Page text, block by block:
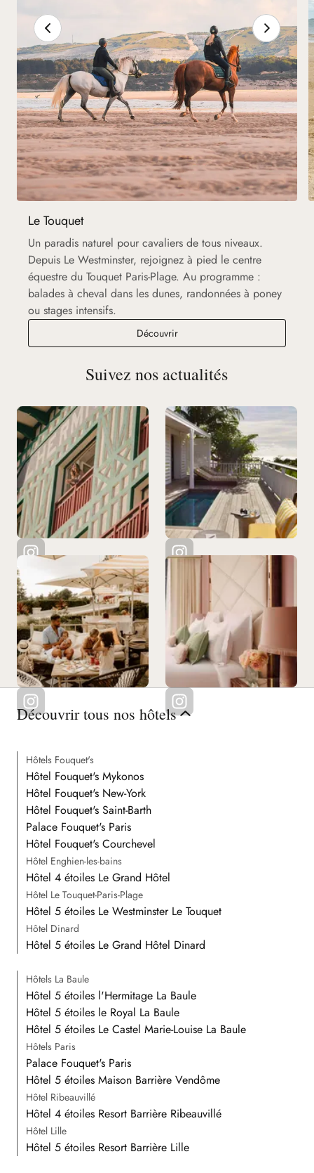
Le Touquet
Un paradis naturel pour cavaliers de tous niveaux.
Depuis Le Westminster, rejoignez à pied le centre
équestre du Touquet Paris-Plage. Au programme :
balades à cheval dans les dunes, randonnées à poney
ou stages intensifs.
Découvrir
Suivez nos actualités
Découvrir tous nos hôtels
Hôtels Fouquet's
Hôtel Fouquet's Mykonos
Hôtel Fouquet's New-York
Hôtel Fouquet's Saint-Barth
Palace Fouquet's Paris
Hôtel Fouquet's Courchevel
Hôtel Enghien-les-bains
Hôtel 4 étoiles Le Grand Hôtel
Hôtel Le Touquet-Paris-Plage
Hôtel 5 étoiles Le Westminster Le Touquet
Hôtel Dinard
Hôtel 5 étoiles Le Grand Hôtel Dinard
Hôtels La Baule
Hôtel 5 étoiles l'Hermitage La Baule
Hôtel 5 étoiles le Royal La Baule
Hôtel 5 étoiles Le Castel Marie-Louise La Baule
Hôtels Paris
Palace Fouquet's Paris
Hôtel 5 étoiles Maison Barrière Vendôme
Hôtel Ribeauvillé
Hôtel 4 étoiles Resort Barrière Ribeauvillé
Hôtel Lille
Hôtel 5 étoiles Resort Barrière Lille